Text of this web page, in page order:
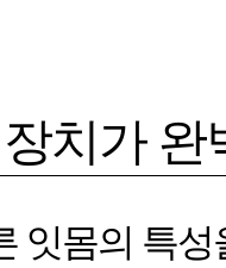
치가 완
잇몸의 특성